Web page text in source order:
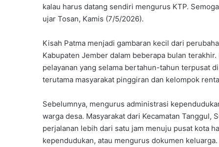
kalau harus datang sendiri mengurus KTP.
ujar Tosan, Kamis (7/5/2026).
Kisah Patma menjadi gambaran kecil dari
Kabupaten Jember dalam beberapa bulan
pelayanan yang selama bertahun-tahun terpusat
terutama masyarakat pinggiran dan kelompok
Sebelumnya, mengurus administrasi
warga desa. Masyarakat dari Kecamatan Tanggul,
perjalanan lebih dari satu jam menuju pusat kota
kependudukan, atau mengurus dokumen keluarga.